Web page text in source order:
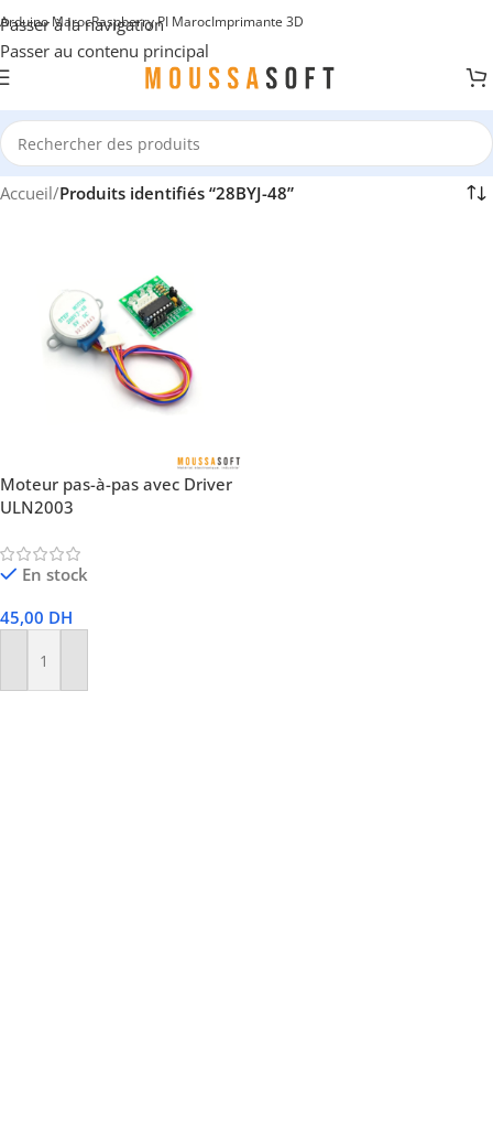
Passer à la navigation
Passer au contenu principal
Arduino MarocRaspberry PI MarocImprimante 3D
Accueil/Produits identifiés “28BYJ-48”
Moteur pas-à-pas avec Driver
ULN2003
En stock
45,00 DH
Ajouter Au Panier